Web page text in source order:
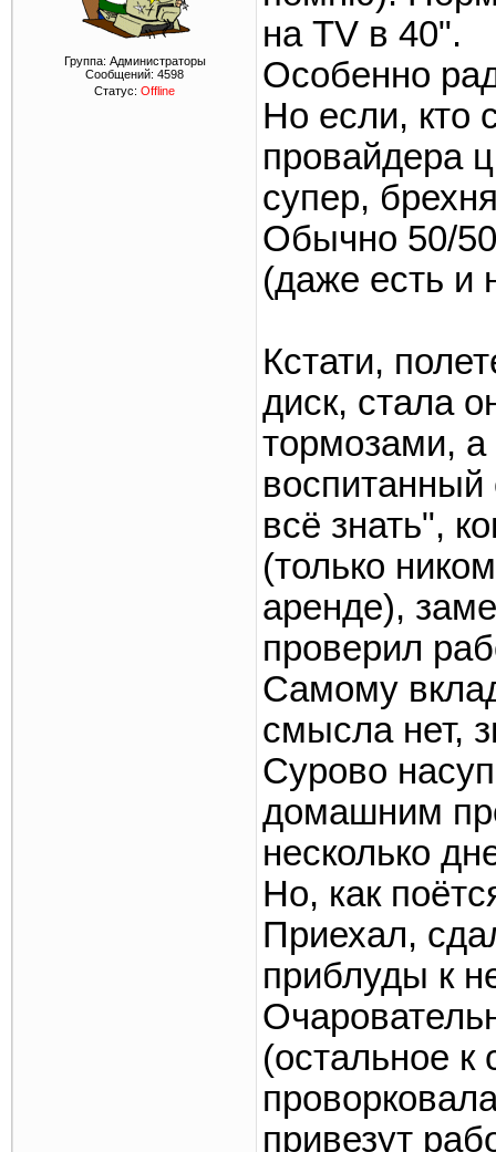
Группа: Администраторы
Сообщений: 4598
Статус: Offline
на TV в 40".
Особенно
Но если, кто
провайдера
супер,
Обычно 50/50
(даже есть и
Кстати,
диск, стала
тормозами,
воспитанный
всё знать",
(только
аренде),
проверил
Самому
смысла нет,
Сурово
домашним
несколько
Но, как
Приехал,
приблуды к
(остальное
привезут